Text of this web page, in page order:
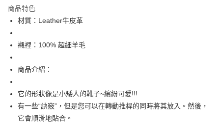
全盈+PAY
ATM付款
全家取貨付款
每筆NT$60
付款後全家取貨
每筆NT$60
商品特色
材質：Leather牛皮革
襯裡：100% 超細羊毛
商品介紹：
它的形狀像是小矮人的靴子~繽紛可愛!!!
有一些“訣竅”，但是您可以在轉動推桿的同時將其放入。然後，
它會順滑地貼合。